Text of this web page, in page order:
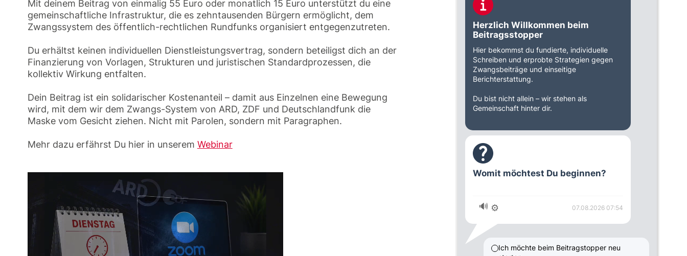
Mit deinem Beitrag von einmalig 55 Euro oder monatlich 15 Euro unterstützt du eine
gemeinschaftliche Infrastruktur, die es zehntausenden Bürgern ermöglicht, dem
Zwangssystem des öffentlich-rechtlichen Rundfunks organisiert entgegenzutreten.
Du erhältst keinen individuellen Dienstleistungsvertrag, sondern beteiligst dich an der
Finanzierung von Vorlagen, Strukturen und juristischen Standardprozessen, die
kollektiv Wirkung entfalten.
Dein Beitrag ist ein solidarischer Kostenanteil – damit aus Einzelnen eine Bewegung
wird, mit dem wir dem Zwangs-System von ARD, ZDF und Deutschlandfunk die
Maske vom Gesicht ziehen. Nicht mit Parolen, sondern mit Paragraphen.
Mehr dazu erfährst Du hier in unserem Webinar